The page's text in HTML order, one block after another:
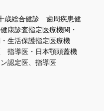
歳総合健診 歯周疾患健
康診査指定医療機関・
生活保護指定医療機
指導医・日本顎頭蓋機
認定医、指導医